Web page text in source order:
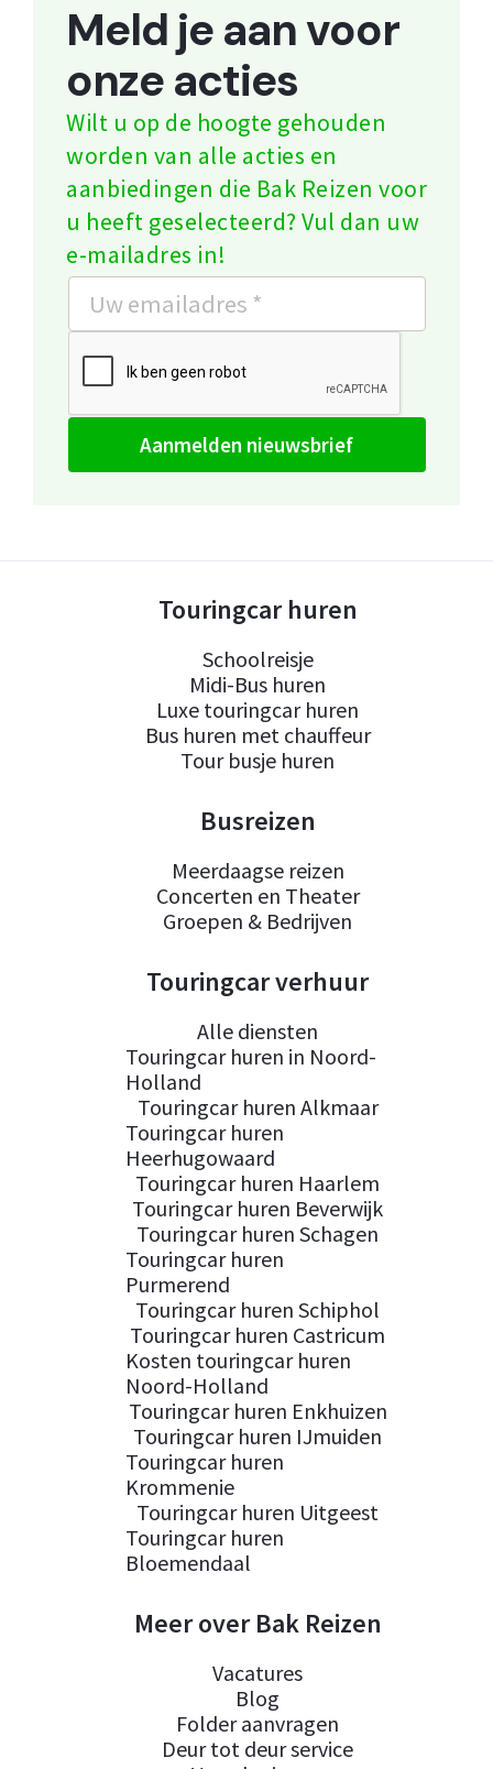
Meld je aan voor
onze acties
Wilt u op de hoogte gehouden
worden van alle acties en
aanbiedingen die Bak Reizen voor
u heeft geselecteerd? Vul dan uw
e-mailadres in!
aanmelden nieuwsbrief
Touringcar huren
Schoolreisje
Midi-Bus huren
Luxe touringcar huren
Bus huren met chauffeur
Tour busje huren
Busreizen
Meerdaagse reizen
Concerten en Theater
Groepen & Bedrijven
Touringcar verhuur
Alle diensten
Touringcar huren in Noord-
Holland
Touringcar huren Alkmaar
Touringcar huren
Heerhugowaard
Touringcar huren Haarlem
Touringcar huren Beverwijk
Touringcar huren Schagen
Touringcar huren
Purmerend
Touringcar huren Schiphol
Touringcar huren Castricum
Kosten touringcar huren
Noord-Holland
Touringcar huren Enkhuizen
Touringcar huren IJmuiden
Touringcar huren
Krommenie
Touringcar huren Uitgeest
Touringcar huren
Bloemendaal
Meer over Bak Reizen
Vacatures
Blog
Folder aanvragen
Deur tot deur service